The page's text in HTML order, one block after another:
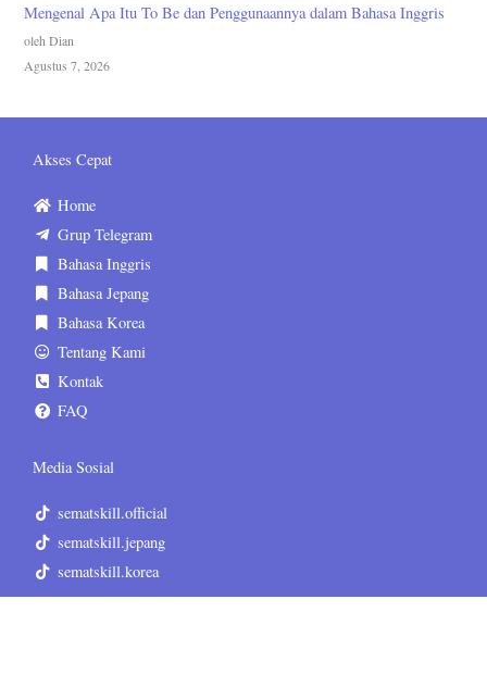
Mengenal Apa Itu To Be dan Penggunaannya dalam Bahasa Inggris
oleh Dian
Agustus 7, 2026
Akses Cepat
Home
Grup Telegram
Bahasa Inggris
Bahasa Jepang
Bahasa Korea
Tentang Kami
Kontak
FAQ
Media Sosial
sematskill.official
sematskill.jepang
sematskill.korea